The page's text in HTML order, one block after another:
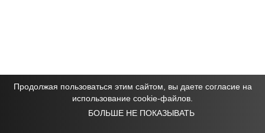
Продолжая пользоваться этим сайтом, вы даете согласие на
использование cookie-файлов.
БОЛЬШЕ НЕ ПОКАЗЫВАТЬ